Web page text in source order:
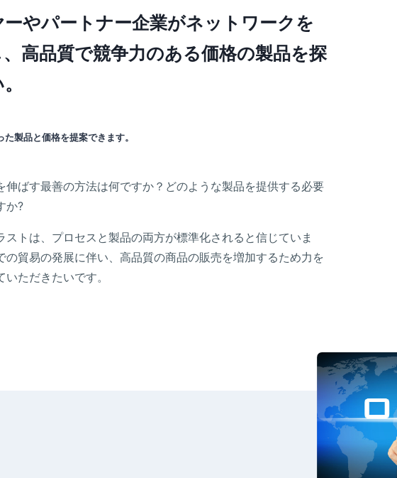
やパートナー企業がネットワークを
高品質で競争力のある価格の製品を探
た製品と価格を提案できます。
伸ばす最善の方法は何ですか？どのような製品を提供する必要
か?
ストは、プロセスと製品の両方が標準化されると信じていま
の貿易の発展に伴い、高品質の商品の販売を増加するため力を
いただきたいです。